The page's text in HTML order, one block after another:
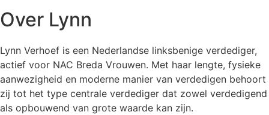
Over Lynn
Lynn Verhoef is een Nederlandse linksbenige verdediger,
actief voor NAC Breda Vrouwen. Met haar lengte, fysieke
aanwezigheid en moderne manier van verdedigen behoort
zij tot het type centrale verdediger dat zowel verdedigend
als opbouwend van grote waarde kan zijn.